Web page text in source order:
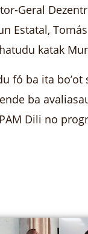
Geral
Estatal,
katak
fó ba ita
ba
Dili no